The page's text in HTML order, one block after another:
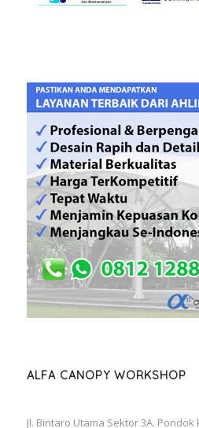
ALFA CANOPY WORKSHOP
Jl. Bintaro Utama Sektor 3A.